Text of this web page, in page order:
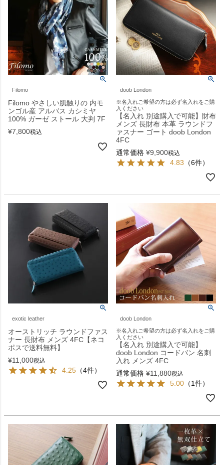
Filomo
Filomo やさしい肌触りの 内モ
ンゴル産 アルバス カシミヤ
100% ガーゼ ストール 大判 7F
¥7,800税込
doob London
※名入れご希望の方は必ず名入れをご購
入ください
【名入れ 別途購入で可能】財布
メンズ 長財布 本革 ラウンドフ
ァスナー ゴート doob London
4FC
通常価格 ¥9,900税込
4.83 （6件）
exotic leather
オーストリッチ ラウンドファス
ナー 長財布 メンズ 4FC【ネコ
ポスで送料無料】
¥11,000税込
4.25 （4件）
doob London
※名入れご希望の方は必ず名入れをご購
入ください
【名入れ 別途購入で可能】
doob London コードバン 名刺
入れ メンズ 4FC
通常価格 ¥11,880税込
5.00 （1件）